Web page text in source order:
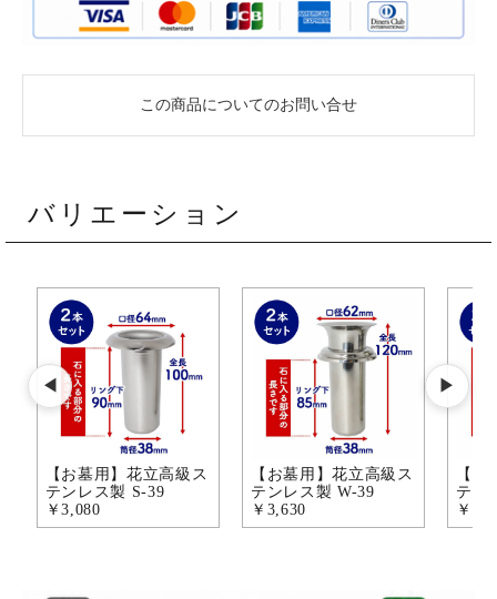
この商品についてのお問い合せ
バリエーション
◀ ▶
【お墓用】花立高級ス
テンレス製 S-39
￥3,080
【お墓用】花立高級ス
テンレス製 W-39
￥3,630
【
テン
￥